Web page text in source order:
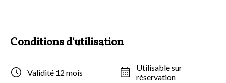
Conditions d'utilisation
Validité 12 mois
Utilisable sur
réservation